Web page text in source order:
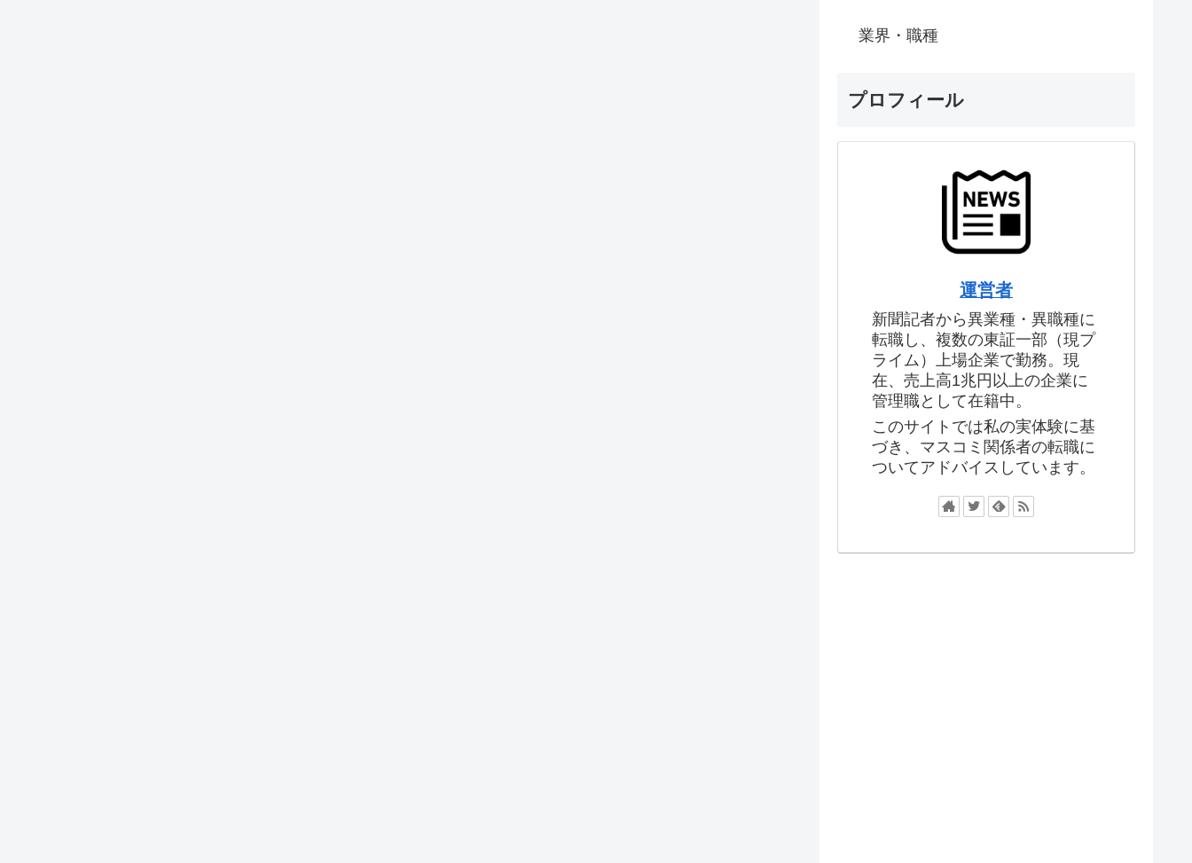
業界・職種
プロフィール
運営者
新聞記者から異業種・異職種に
転職し、複数の東証一部（現プ
ライム）上場企業で勤務。現
在、売上高1兆円以上の企業に
管理職として在籍中。
このサイトでは私の実体験に基
づき、マスコミ関係者の転職に
ついてアドバイスしています。